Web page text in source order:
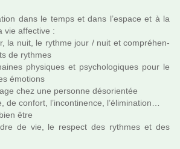
dans le temps et dans l’espace et à la
vie affec­tive :
la nuit, le rythme jour / nuit et com­pré­hen­
de ryth­mes
phy­si­ques et psy­cho­lo­gi­ques pour le
émotions
chez une per­sonne déso­rien­tée
de confort, l’inconti­nence, l’élimination…
être
de vie, le res­pect des ryth­mes et des